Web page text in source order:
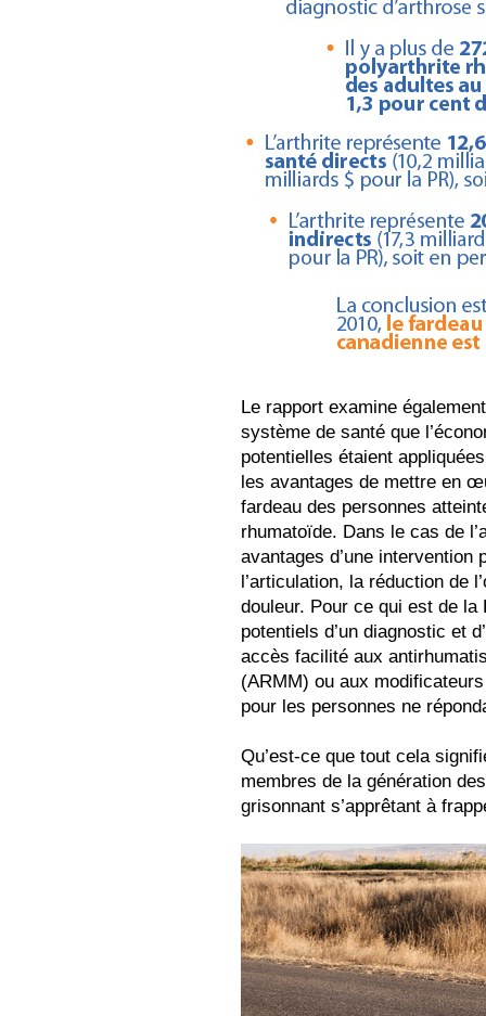
Le rapport examine
système de santé que
potentielles étaient
les avantages de mettre en
fardeau des personnes
rhumatoïde. Dans le cas de
avantages d’une
l’articulation, la réduction de
douleur. Pour ce qui est de la
potentiels d’un diagnostic et
accès facilité aux
(ARMM) ou aux
pour les personnes ne
Qu’est-ce que tout cela
membres de la génération
grisonnant s’apprêtant à